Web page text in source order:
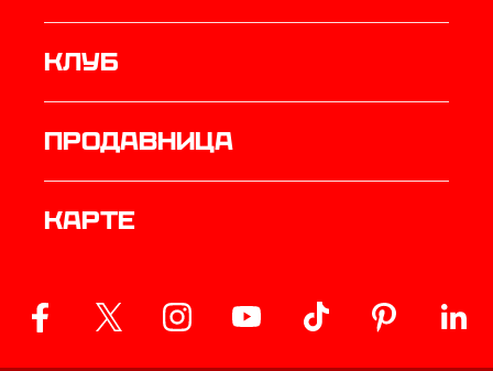
Клуб
продавница
Карте